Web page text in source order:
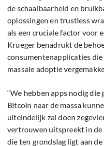
de schaalbaarheid en
oplossingen en trustless
als een cruciale factor voor
Krueger benadrukt de
consumentenapplicaties die
massale adoptie
“We hebben apps nodig
Bitcoin naar de massa
uiteindelijk zal doen
vertrouwen uitspreekt in
die ten grondslag ligt aan